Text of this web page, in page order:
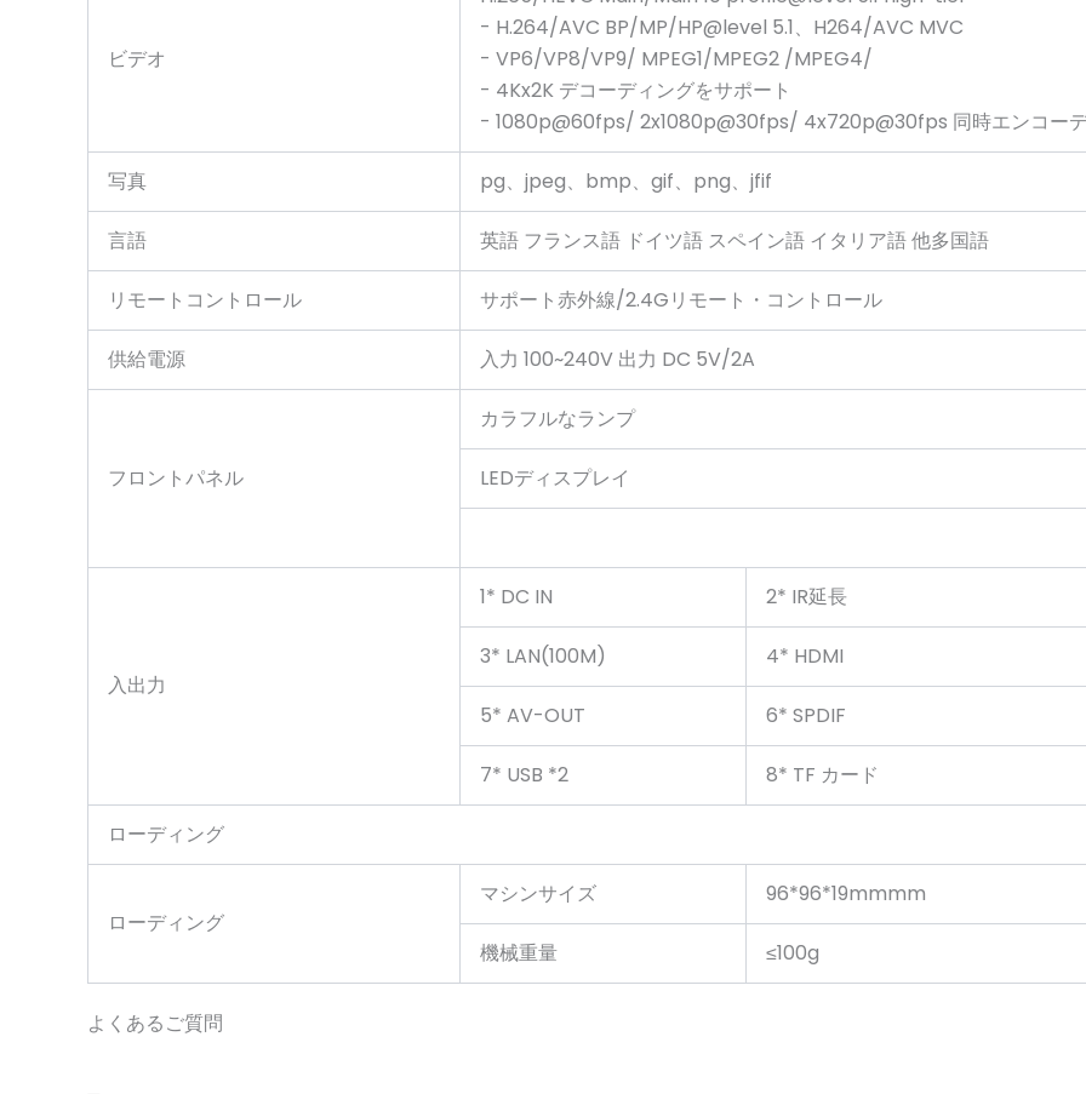
ビデオ
- H.264/AVC BP/MP/HP@level 5.1、H264/AVC MVC
- VP6/VP8/VP9/ MPEG1/MPEG2 /MPEG4/
- 4Kx2K デコーディングをサポート
- 1080p@60fps/ 2x1080p@30fps/ 4x720p@30fps 同時エンコー
写真 pg、jpeg、bmp、gif、png、jfif
言語 英語 フランス語 ドイツ語 スペイン語 イタリア語 他多国語
リモートコントロール サポート赤外線/2.4Gリモート・コントロール
供給電源 入力 100~240V 出力 DC 5V/2A
フロントパネル
カラフルなランプ
LEDディスプレイ
入出力
1* DC IN 2* IR延長
3* LAN(100M) 4* HDMI
5* AV-OUT 6* SPDIF
7* USB *2 8* TF カード
ローディング
ローディング
マシンサイズ 96*96*19mmmm
機械重量 ≤100g
よくあるご質問